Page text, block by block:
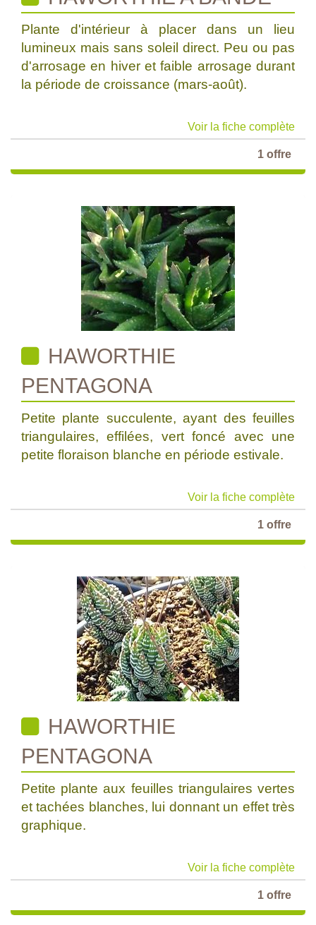
Plante d'intérieur à placer dans un lieu
lumineux mais sans soleil direct. Peu ou pas
d'arrosage en hiver et faible arrosage durant
la période de croissance (mars-août).
Voir la fiche complète
1 offre
HAWORTHIE
PENTAGONA
Petite plante succulente, ayant des feuilles
triangulaires, effilées, vert foncé avec une
petite floraison blanche en période estivale.
Voir la fiche complète
1 offre
HAWORTHIE
PENTAGONA
Petite plante aux feuilles triangulaires vertes
et tachées blanches, lui donnant un effet très
graphique.
Voir la fiche complète
1 offre